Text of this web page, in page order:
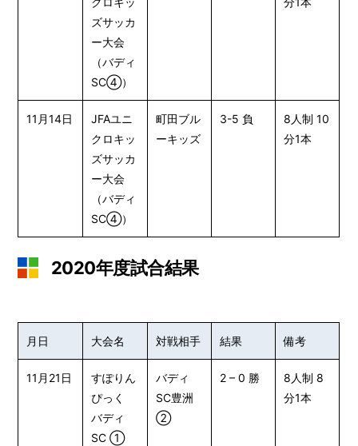
ズサッカ
ー大会
（バディ
SC④）
11月14日
JFAユニ
クロキッ
ズサッカ
ー大会
（バディ
SC④）
町田ブル
ーキッズ
3-5 負
8人制 10
分1本
2020年度試合結果
月日 大会名 対戦相手 結果 備考
11月21日
すぽりん
ぴっく
バディ
SC ①
バディ
SC豊洲
②
2 – 0 勝
8人制 8
分1本